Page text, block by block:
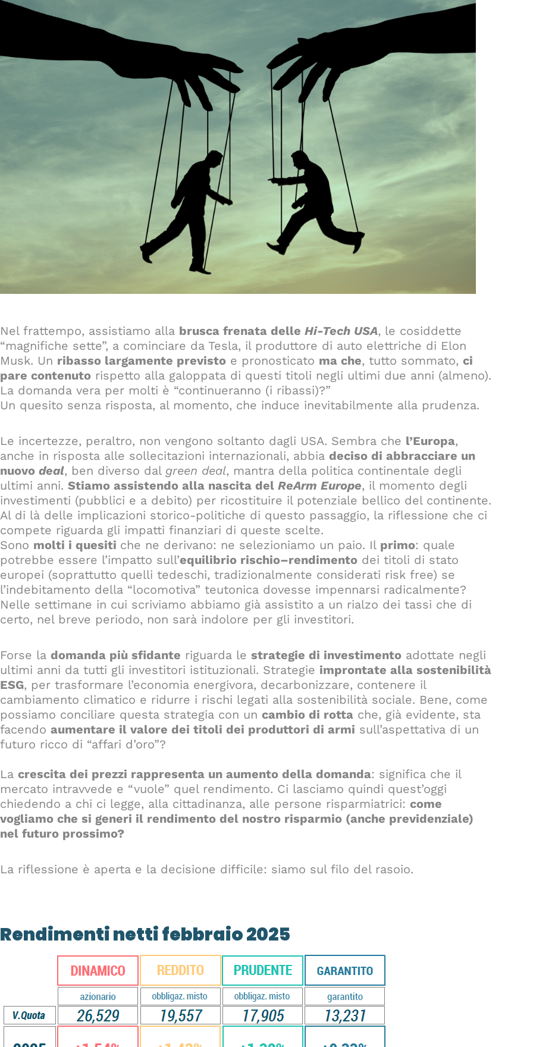
Nel frattempo, assistiamo alla brusca frenata delle Hi-Tech USA, le cosiddette
“magnifiche sette”, a cominciare da Tesla, il produttore di auto elettriche di Elon
Musk. Un ribasso largamente previsto e pronosticato ma che, tutto sommato, ci
pare contenuto rispetto alla galoppata di questi titoli negli ultimi due anni (almeno).
La domanda vera per molti è “continueranno (i ribassi)?”
Un quesito senza risposta, al momento, che induce inevitabilmente alla prudenza.
Le incertezze, peraltro, non vengono soltanto dagli USA. Sembra che l’Europa,
anche in risposta alle sollecitazioni internazionali, abbia deciso di abbracciare un
nuovo deal, ben diverso dal green deal, mantra della politica continentale degli
ultimi anni. Stiamo assistendo alla nascita del ReArm Europe, il momento degli
investimenti (pubblici e a debito) per ricostituire il potenziale bellico del continente.
Al di là delle implicazioni storico-politiche di questo passaggio, la riflessione che ci
compete riguarda gli impatti finanziari di queste scelte.
Sono molti i quesiti che ne derivano: ne selezioniamo un paio. Il primo: quale
potrebbe essere l’impatto sull’equilibrio rischio–rendimento dei titoli di stato
europei (soprattutto quelli tedeschi, tradizionalmente considerati risk free) se
l’indebitamento della “locomotiva” teutonica dovesse impennarsi radicalmente?
Nelle settimane in cui scriviamo abbiamo già assistito a un rialzo dei tassi che di
certo, nel breve periodo, non sarà indolore per gli investitori.
Forse la domanda più sfidante riguarda le strategie di investimento adottate negli
ultimi anni da tutti gli investitori istituzionali. Strategie improntate alla sostenibilità
ESG, per trasformare l’economia energivora, decarbonizzare, contenere il
cambiamento climatico e ridurre i rischi legati alla sostenibilità sociale. Bene, come
possiamo conciliare questa strategia con un cambio di rotta che, già evidente, sta
facendo aumentare il valore dei titoli dei produttori di armi sull’aspettativa di un
futuro ricco di “affari d’oro”?
La crescita dei prezzi rappresenta un aumento della domanda: significa che il
mercato intravvede e “vuole” quel rendimento. Ci lasciamo quindi quest’oggi
chiedendo a chi ci legge, alla cittadinanza, alle persone risparmiatrici: come
vogliamo che si generi il rendimento del nostro risparmio (anche previdenziale)
nel futuro prossimo?
La riflessione è aperta e la decisione difficile: siamo sul filo del rasoio.
Rendimenti netti febbraio 2025